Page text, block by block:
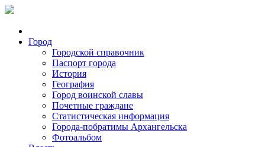
Город
Городской справочник
Паспорт города
История
География
Город воинской славы
Почетные граждане
Статистическая информация
Города-побратимы Архангельска
Фотоальбом